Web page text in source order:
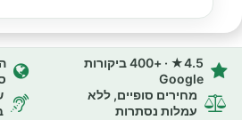
4.5★ · +400 ביקורות
Google
מחירים סופיים, ללא
עמלות נסתרות